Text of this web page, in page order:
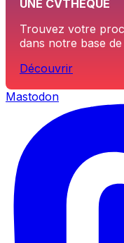
UNE CVTHÈQUE
Trouvez votre
dans notre base
Découvrir
Mastodon